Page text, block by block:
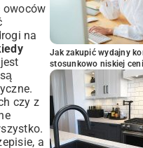
owoców
na
czy z
a
Jak zakupić wydajny
stosunkowo niskiej